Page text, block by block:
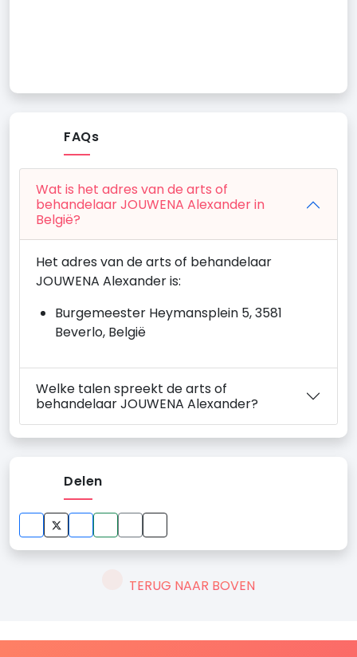
FAQs
Wat is het adres van de arts of
behandelaar JOUWENA Alexander in
België?
Het adres van de arts of behandelaar
JOUWENA Alexander is:
Burgemeester Heymansplein 5, 3581
Beverlo, België
Welke talen spreekt de arts of
behandelaar JOUWENA Alexander?
Delen
TERUG NAAR BOVEN